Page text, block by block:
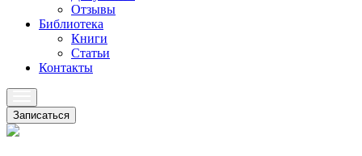
Отзывы
Библиотека
Книги
Статьи
Контакты
Записаться